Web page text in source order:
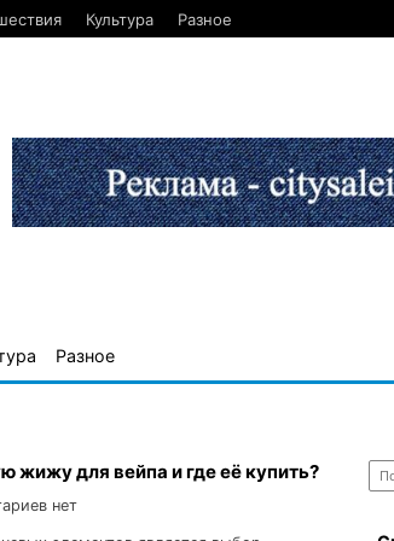
Культура Разное
Разное
жижу для вейпа и где её купить?
нет